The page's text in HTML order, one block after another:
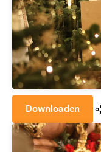
Downloaden